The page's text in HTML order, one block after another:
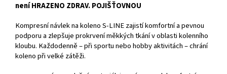
není HRAZENO ZDRAV. POJIŠŤOVNOU
Kompresní návlek na koleno S-LINE zajistí komfortní a pevnou
podporu a zlepšuje prokrvení měkkých tkání v oblasti kolenního
kloubu. Každodenně – při sportu nebo hobby aktivitách – chrání
koleno při velké zátěži.